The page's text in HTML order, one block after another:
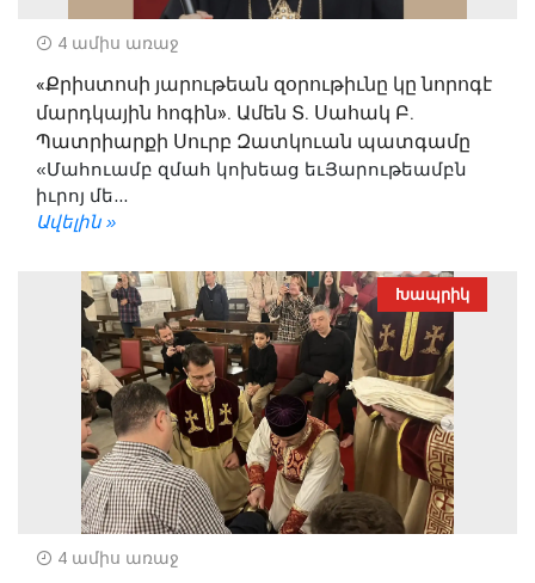
4 ամիս առաջ
«Քրիստոսի յարութեան զօրութիւնը կը նորոգէ
մարդկային հոգին». Ամեն Տ. Սահակ Բ.
Պատրիարքի Սուրբ Զատկուան պատգամը
«Մահուամբ զմահ կոխեաց եւՅարութեամբն
իւրոյ մե...
Ավելին »
Խապրիկ
4 ամիս առաջ